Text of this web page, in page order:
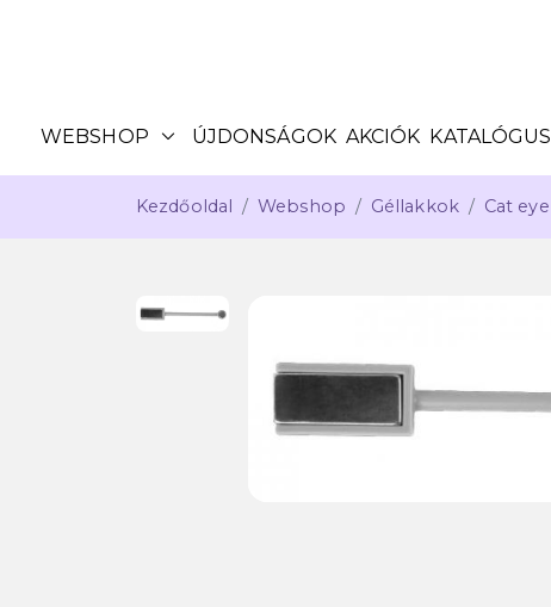
WEBSHOP expand_more ÚJDONSÁGOK AKCIÓK KATALÓGUS
Kezdőoldal Webshop Géllakkok Cat